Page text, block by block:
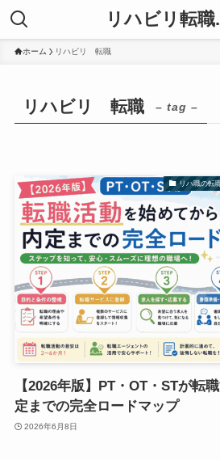
リハビリ転
ホーム リハビリ 転職
リハビリ 転職 – tag –
リハ職の転
【2026年版】PT・OT・STが転
定までの完全ロードマップ
2026年6月8日